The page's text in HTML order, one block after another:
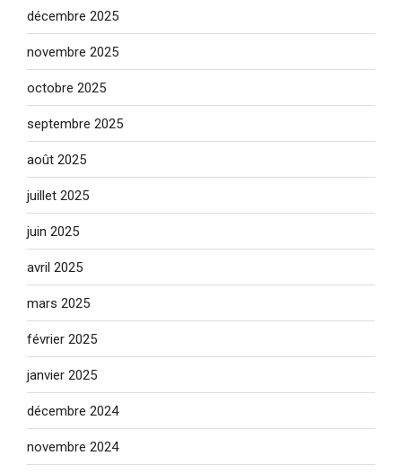
décembre 2025
novembre 2025
octobre 2025
septembre 2025
août 2025
juillet 2025
juin 2025
avril 2025
mars 2025
février 2025
janvier 2025
décembre 2024
novembre 2024